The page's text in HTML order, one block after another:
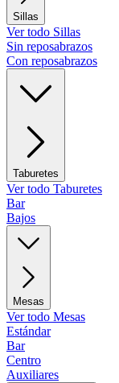
Sillas
Ver todo Sillas
Sin reposabrazos
Con reposabrazos
Taburetes
Ver todo Taburetes
Bar
Bajos
Mesas
Ver todo Mesas
Estándar
Bar
Centro
Auxiliares